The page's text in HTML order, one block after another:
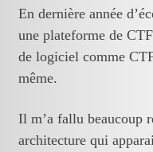
En dernière année
une plateforme de
de logiciel comme
même.
Il m’a fallu beaucoup
architecture qui